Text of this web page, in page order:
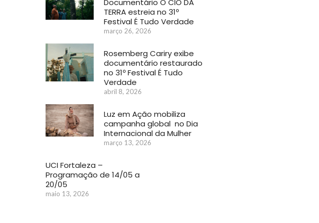
Documentário O CIO DA
TERRA estreia no 31º
Festival É Tudo Verdade
março 26, 2026
Rosemberg Cariry exibe
documentário restaurado
no 31º Festival É Tudo
Verdade
abril 8, 2026
Luz em Ação mobiliza
campanha global no Dia
Internacional da Mulher
março 13, 2026
UCI Fortaleza –
Programação de 14/05 a
20/05
maio 13, 2026